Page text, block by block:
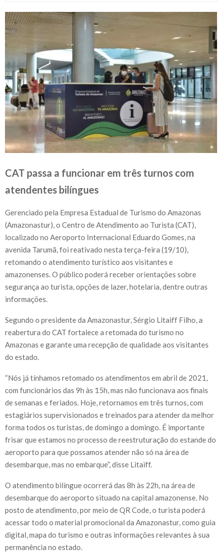
CAT passa a funcionar em três turnos com
atendentes bilíngues
Gerenciado pela Empresa Estadual de Turismo do Amazonas
(Amazonastur), o Centro de Atendimento ao Turista (CAT),
localizado no Aeroporto Internacional Eduardo Gomes, na
avenida Tarumã, foi reativado nesta terça-feira (19/10),
retomando o atendimento turístico aos visitantes e
amazonenses. O público poderá receber orientações sobre
segurança ao turista, opções de lazer, hotelaria, dentre outras
informações.
Segundo o presidente da Amazonastur, Sérgio Litaiff Filho, a
reabertura do CAT fortalece a retomada do turismo no
Amazonas e garante uma recepção de qualidade aos visitantes
do estado.
“Nós já tínhamos retomado os atendimentos em abril de 2021,
com funcionários das 9h às 15h, mas não funcionava aos finais
de semanas e feriados. Hoje, retornamos em três turnos, com
estagiários supervisionados e treinados para atender da melhor
forma todos os turistas, de domingo a domingo. É importante
frisar que estamos no processo de reestruturação do estande do
aeroporto para que possamos atender não só na área de
desembarque, mas no embarque”, disse Litaiff.
O atendimento bilíngue ocorrerá das 8h às 22h, na área de
desembarque do aeroporto situado na capital amazonense. No
posto de atendimento, por meio de QR Code, o turista poderá
acessar todo o material promocional da Amazonastur, como guia
digital, mapa do turismo e outras informações relevantes à sua
permanência no estado.